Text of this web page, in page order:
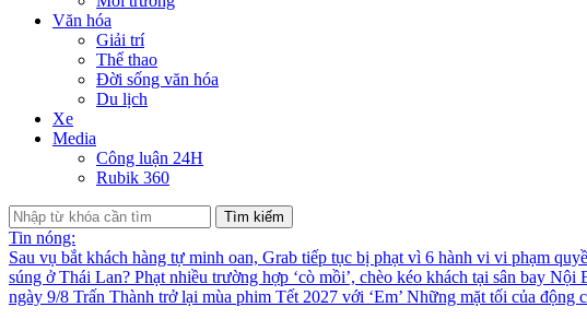
Văn hóa
Giải trí
Thể thao
Đời sống văn hóa
Du lịch
Xe
Media
Công luận 24H
Rubik 360
Tìm kiếm
Tin nóng:
Sau vụ bắt khách hàng tự minh oan, Grab tiếp tục bị phạt vì 6 hành vi vi phạm
súng ở Thái Lan? Phạt nhiều trường hợp ‘cò mồi’, chèo kéo khách tại sân bay Nội
ngày 9/8 Trấn Thành trở lại mùa phim Tết 2027 với ‘Em’ Những mặt tối của động